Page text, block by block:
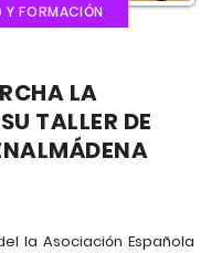
Y FORMACIÓN
LA
TALLER DE
la Asociación Española